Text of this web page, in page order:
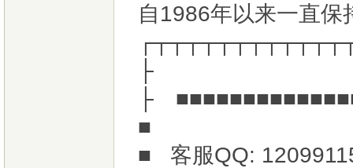
自1986年以来一直保
├
├
■
■ 客服QQ: